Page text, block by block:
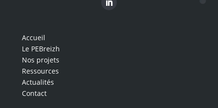
Accueil
Le PEBreizh
Nos projets
Ressources
Actualités
Contact